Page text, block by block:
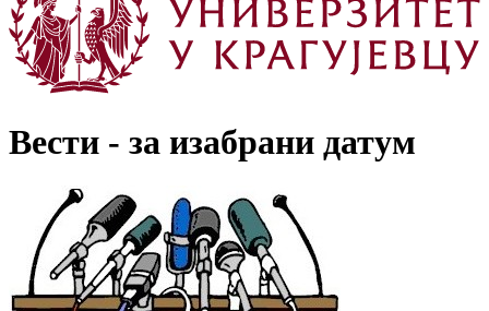
Вести - за изабрани датум